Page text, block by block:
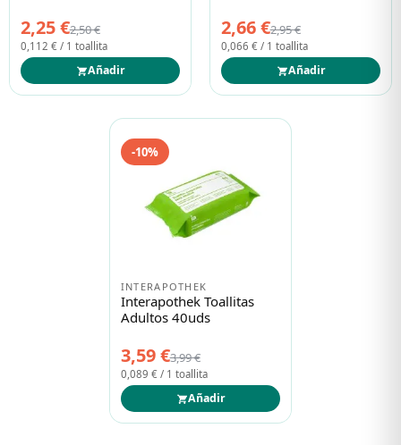
2,25 €2,50 €
0,112 € / 1 toallita
Añadir
2,66 €2,95 €
0,066 € / 1 toallita
Añadir
INTERAPOTHEK
Interapothek Toallitas
Adultos 40uds
3,59 €3,99 €
0,089 € / 1 toallita
Añadir
-10%